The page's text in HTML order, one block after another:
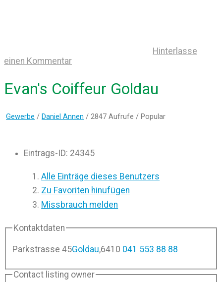
Hinterlasse
einen Kommentar
Evan's Coiffeur Goldau
Gewerbe / Daniel Annen / 2847 Aufrufe / Popular
Eintrags-ID: 24345
Alle Einträge dieses Benutzers
Zu Favoriten hinufügen
Missbrauch melden
Kontaktdaten
Parkstrasse 45Goldau,6410 041 553 88 88
Contact listing owner